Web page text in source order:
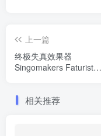
上一篇
终极失真效果器
Singomakers Faturist
相关推荐